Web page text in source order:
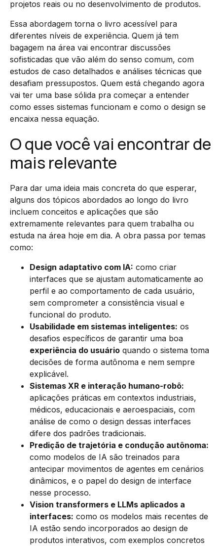
projetos reais ou no desenvolvimento de produtos.
Essa abordagem torna o livro acessível para
diferentes níveis de experiência. Quem já tem
bagagem na área vai encontrar discussões
sofisticadas que vão além do senso comum, com
estudos de caso detalhados e análises técnicas que
desafiam pressupostos. Quem está chegando agora
vai ter uma base sólida pra começar a entender
como esses sistemas funcionam e como o design se
encaixa nessa equação.
O que você vai encontrar de
mais relevante
Para dar uma ideia mais concreta do que esperar,
alguns dos tópicos abordados ao longo do livro
incluem conceitos e aplicações que são
extremamente relevantes para quem trabalha ou
estuda na área hoje em dia. A obra passa por temas
como:
Design adaptativo com IA: como criar
interfaces que se ajustam automaticamente ao
perfil e ao comportamento de cada usuário,
sem comprometer a consistência visual e
funcional do produto.
Usabilidade em sistemas inteligentes: os
desafios específicos de garantir uma boa
experiência do usuário quando o sistema toma
decisões de forma autônoma e nem sempre
explicável.
Sistemas XR e interação humano-robô:
aplicações práticas em contextos industriais,
médicos, educacionais e aeroespaciais, com
análise de como o design dessas interfaces
difere dos padrões tradicionais.
Predição de trajetória e condução autônoma:
como modelos de IA são treinados para
antecipar movimentos de agentes em cenários
dinâmicos, e o papel do design de interface
nesse processo.
Vision transformers e LLMs aplicados a
interfaces: como os modelos mais recentes de
IA estão sendo incorporados ao design de
produtos interativos, com exemplos concretos